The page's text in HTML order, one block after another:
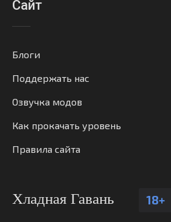
Сайт
Блоги
Поддержать нас
Озвучка модов
Как прокачать уровень
Правила сайта
Хладная Гавань 18+